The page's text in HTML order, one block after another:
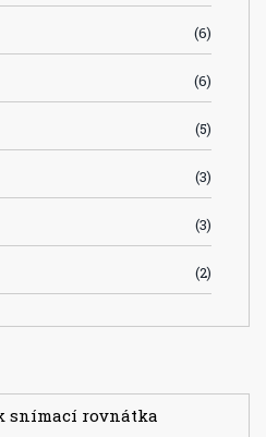
(6)
(6)
(5)
(3)
(3)
(2)
snímací rovnátka